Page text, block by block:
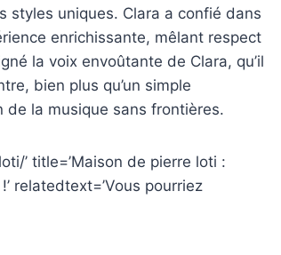
styles uniques. Clara a confié dans
enrichissante, mêlant respect
la voix envoûtante de Clara, qu’il
bien plus qu’un simple
la musique sans frontières.
’ title=’Maison de pierre loti :
relatedtext=’Vous pourriez